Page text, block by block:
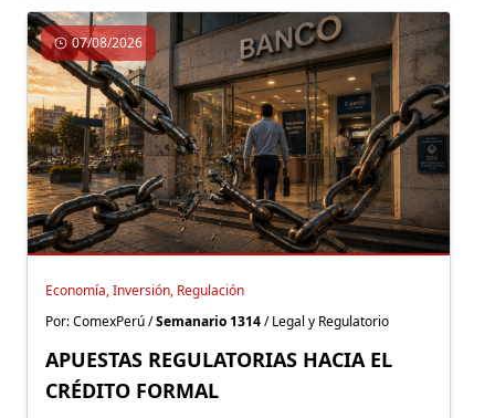
07/08/2026
Economía, Inversión, Regulación
Por: ComexPerú /Semanario 1314/ Legal y Regulatorio
APUESTAS REGULATORIAS HACIA EL
CRÉDITO FORMAL